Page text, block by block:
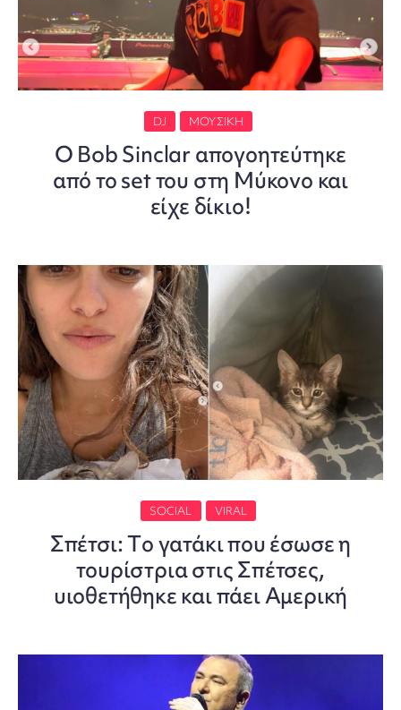
DJ ΜΟΥΣΙΚΉ
O Bob Sinclar απογοητεύτηκε
από το set του στη Μύκονο και
είχε δίκιο!
SOCIAL VIRAL
Σπέτσι: Tο γατάκι που έσωσε η
τουρίστρια στις Σπέτσες,
υιοθετήθηκε και πάει Αμερική